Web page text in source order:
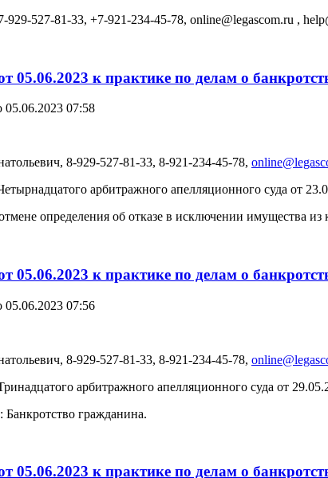
929-527-81-33, +7-921-234-45-78, online@legascom.ru ,
05.06.2023 к практике по делам о
07:58
8-929-527-81-33, 8-921-234-45-78,
арбитражного апелляционного суда от
определения об отказе в исключении имущества
05.06.2023 к практике по делам о
07:56
8-929-527-81-33, 8-921-234-45-78,
арбитражного апелляционного суда от
Банкротство гражданина.
05.06.2023 к практике по делам о